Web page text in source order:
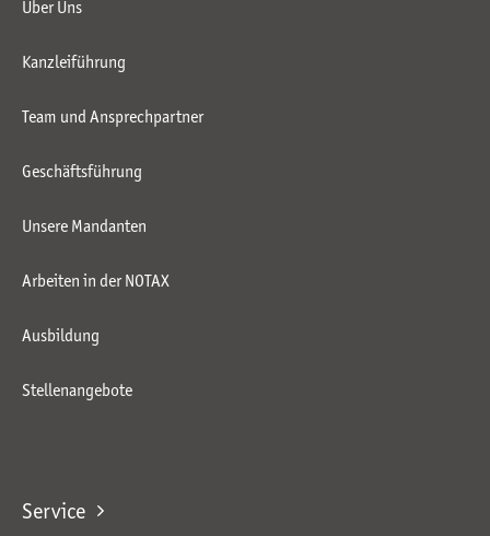
Über Uns
Kanzleiführung
Team und Ansprechpartner
Geschäftsführung
Unsere Mandanten
Arbeiten in der NOTAX
Ausbildung
Stellenangebote
Service